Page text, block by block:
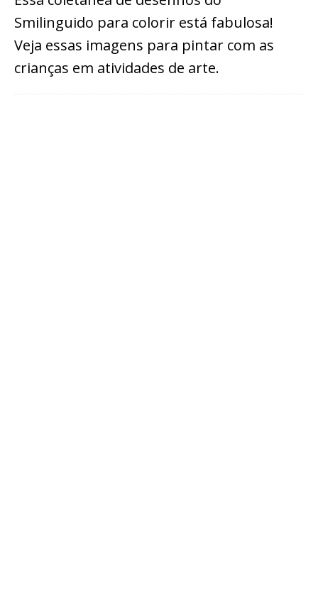
Smilinguido para colorir está fabulosa!
Veja essas imagens para pintar com as
crianças em atividades de arte.